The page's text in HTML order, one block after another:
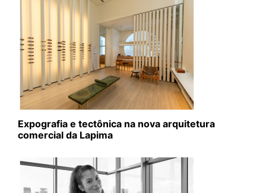
Expografia e tectônica na nova arquitetura
comercial da Lapima